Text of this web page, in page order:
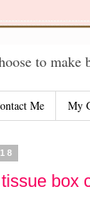
to make
Me My
box